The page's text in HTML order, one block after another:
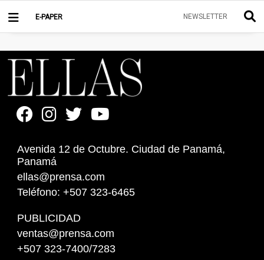
E-PAPER NEWSLETTER
Avenida 12 de Octubre. Ciudad de Panamá,
Panamá
ellas@prensa.com
Teléfono: +507 323-6465
PUBLICIDAD
ventas@prensa.com
+507 323-7400/7283